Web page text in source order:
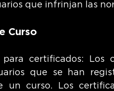
que infrinjan las
Curso
para certificados: Los
que se han
un curso. Los